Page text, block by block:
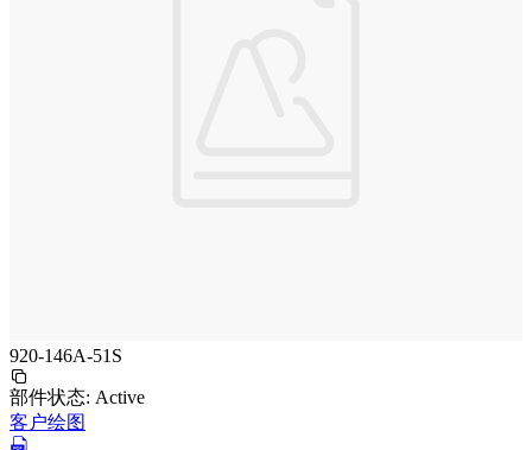
920-146A-51S
部件状态: Active
客户绘图